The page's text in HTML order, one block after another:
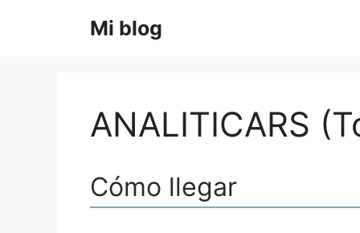
Mi blog
ANALITICARS
Cómo llegar